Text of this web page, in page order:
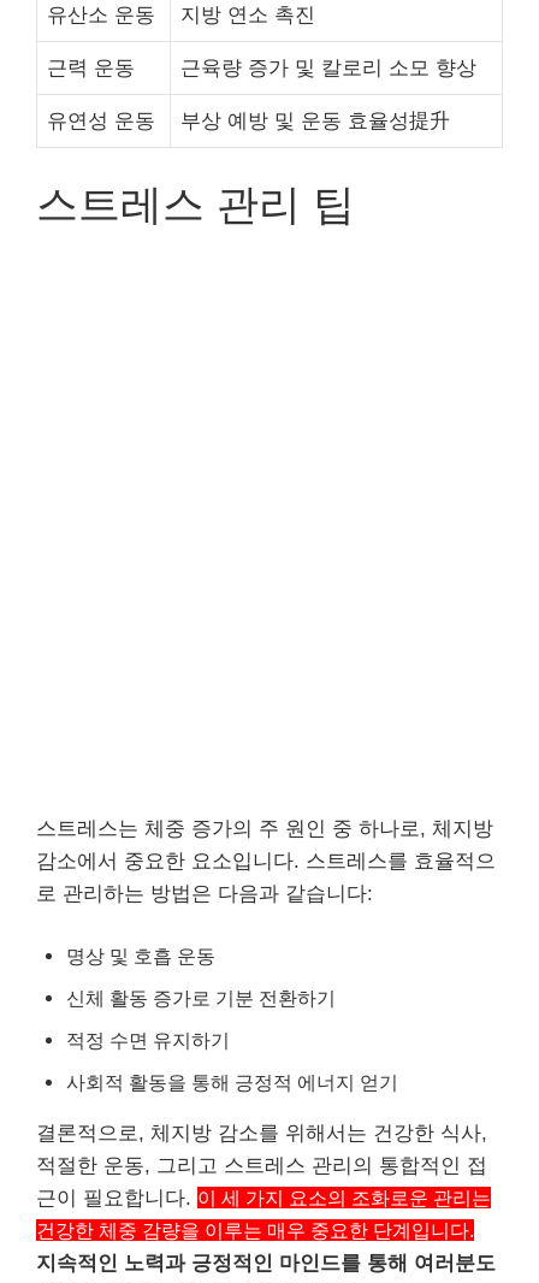
유산소 운동 지방 연소 촉진
근력 운동 근육량 증가 및 칼로리 소모 향상
유연성 운동 부상 예방 및 운동 효율성提升
스트레스 관리 팁
스트레스는 체중 증가의 주 원인 중 하나로, 체지방
감소에서 중요한 요소입니다. 스트레스를 효율적으
로 관리하는 방법은 다음과 같습니다:
명상 및 호흡 운동
신체 활동 증가로 기분 전환하기
적정 수면 유지하기
사회적 활동을 통해 긍정적 에너지 얻기
결론적으로, 체지방 감소를 위해서는 건강한 식사,
적절한 운동, 그리고 스트레스 관리의 통합적인 접
근이 필요합니다. 이 세 가지 요소의 조화로운 관리는
건강한 체중 감량을 이루는 매우 중요한 단계입니다.
지속적인 노력과 긍정적인 마인드를 통해 여러분도